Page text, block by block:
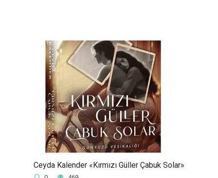
Ceyda Kalender «Kırmızı Güller Çabuk Solar»